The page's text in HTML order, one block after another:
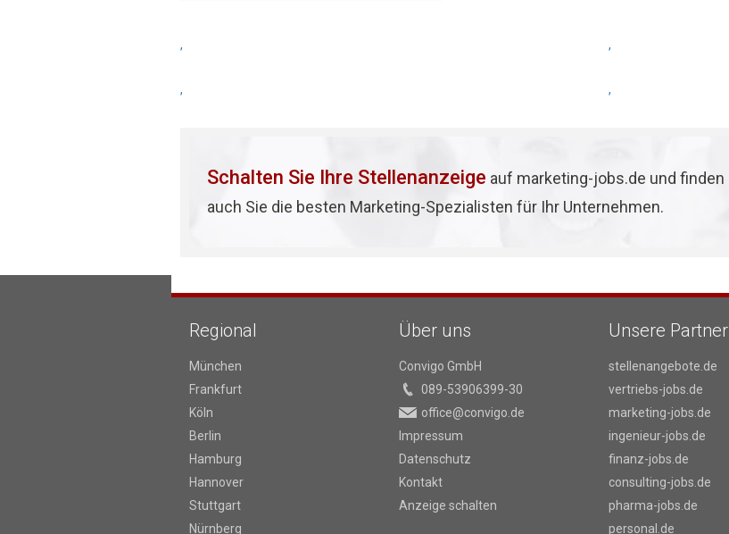
, ,
, ,
Schalten Sie Ihre Stellenanzeige auf marketing-jobs.de und finden
auch Sie die besten Marketing-Spezialisten für Ihr Unternehmen.
Regional
München
Frankfurt
Köln
Berlin
Hamburg
Hannover
Stuttgart
Nürnberg
Über uns
Convigo GmbH
089-53906399-30
office@convigo.de
Impressum
Datenschutz
Kontakt
Anzeige schalten
Unsere Partner
stellenangebote.de
vertriebs-jobs.de
marketing-jobs.de
ingenieur-jobs.de
finanz-jobs.de
consulting-jobs.de
pharma-jobs.de
personal.de